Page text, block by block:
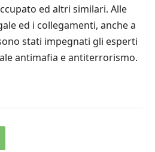
ed altri similari. Alle
ed i collegamenti, anche a
stati impegnati gli esperti
antimafia e antiterrorismo.